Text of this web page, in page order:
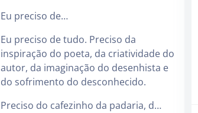
Eu preciso de…
Eu preciso de tudo. Preciso da
inspiração do poeta, da criatividade do
autor, da imaginação do desenhista e
do sofrimento do desconhecido.
Preciso do cafezinho da padaria, d…